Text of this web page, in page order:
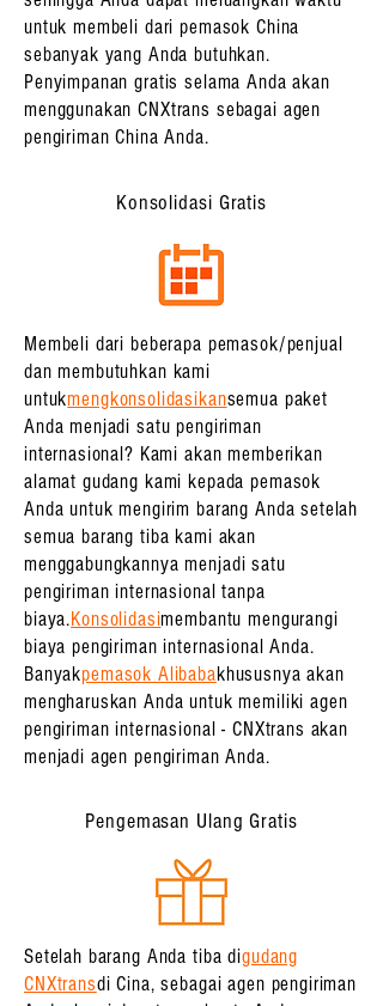
untuk membeli dari pemasok China
sebanyak yang Anda butuhkan.
Penyimpanan gratis selama Anda akan
menggunakan CNXtrans sebagai agen
pengiriman China Anda.
Konsolidasi Gratis
Membeli dari beberapa pemasok/penjual
dan membutuhkan kami
untukmengkonsolidasikansemua paket
Anda menjadi satu pengiriman
internasional? Kami akan memberikan
alamat gudang kami kepada pemasok
Anda untuk mengirim barang Anda setelah
semua barang tiba kami akan
menggabungkannya menjadi satu
pengiriman internasional tanpa
biaya.Konsolidasimembantu mengurangi
biaya pengiriman internasional Anda.
Banyakpemasok Alibabakhususnya akan
mengharuskan Anda untuk memiliki agen
pengiriman internasional - CNXtrans akan
menjadi agen pengiriman Anda.
Pengemasan Ulang Gratis
Setelah barang Anda tiba digudang
CNXtransdi Cina, sebagai agen pengiriman